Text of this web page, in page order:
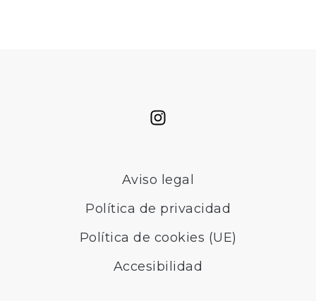
Aviso legal
Política de privacidad
Política de cookies (UE)
Accesibilidad